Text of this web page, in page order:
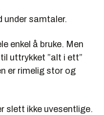
under samtaler.
enkel å bruke. Men
uttrykket ”alt i ett”
er rimelig stor og
slett ikke uvesentlige.